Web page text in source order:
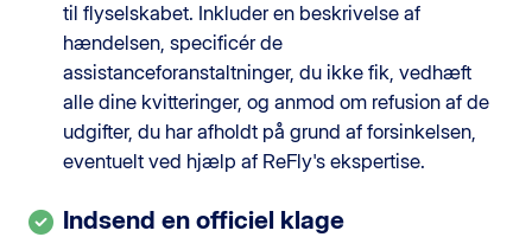
til flyselskabet. Inkluder en beskrivelse af
hændelsen, specificér de
assistanceforanstaltninger, du ikke fik, vedhæft
alle dine kvitteringer, og anmod om refusion af de
udgifter, du har afholdt på grund af forsinkelsen,
eventuelt ved hjælp af ReFly's ekspertise.
Indsend en officiel klage